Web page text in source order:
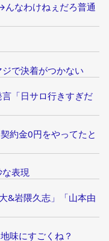
なわけねぇだろ普通
で決着がつかない
言「日サロ行きすぎだ
約金0円をやってたと
な表現
&岩隈久志」「山本由
味にすごくね？